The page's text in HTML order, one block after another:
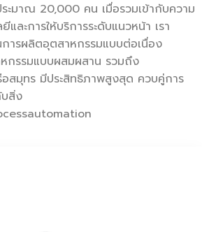
ะมาณ 20,000 คน เมื่อรวมเข้ากับความ
และการให้บริการระดับแนวหน้า เรา
การผลิตอุตสาหกรรมแบบต่อเนื่อง
กรรมแบบผสมผสาน รวมถึง
อสมุทร มีประสิทธิภาพสูงสุด ควบคู่การ
สิ่ง